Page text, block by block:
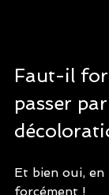
Faut-il
passer
Et bien oui, en
forcément !